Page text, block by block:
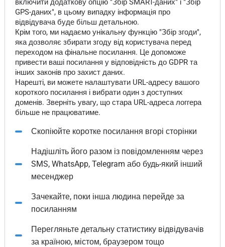
включити додаткову опцію "Збір SMART-даних" і "Збір
GPS-даних", в цьому випадку інформація про
відвідувача буде більш детальною.
Крім того, ми надаємо унікальну функцію "Збір згоди",
яка дозволяє збирати згоду від користувача перед
переходом на фінальне посилання. Це допоможе
привести ваші посилання у відповідність до GDPR та
інших законів про захист даних.
Нарешті, ви можете налаштувати URL-адресу вашого
короткого посилання і вибрати один з доступних
доменів. Зверніть увагу, що стара URL-адреса логгера
більше не працюватиме.
Скопіюйте коротке посилання вгорі сторінки
Надішліть його разом із повідомленням через
SMS, WhatsApp, Telegram або будь-який інший
месенджер
Зачекайте, поки інша людина перейде за
посиланням
Перегляньте детальну статистику відвідувачів
за країною, містом, браузером тощо